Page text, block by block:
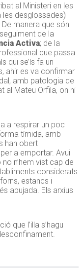
al Ministeri en les
les desglossades)
manera que són
de la
Activa; de la
que passa
qui se’ls fa un
ahir es va confirmar
amb patologia de
al Mateu Orfila, on hi
a respirar un poc
tímida, amb
han obert
a emportar. Avui
n’hem vist cap de
considerats
estancs i
apujada. Els arxius
que l’illa s’hagu